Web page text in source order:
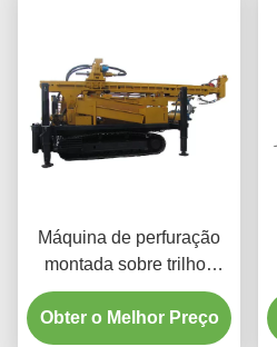
Máquina de perfuração
montada sobre trilhos
multifuncional do poço de
água
Obter o Melhor Preço